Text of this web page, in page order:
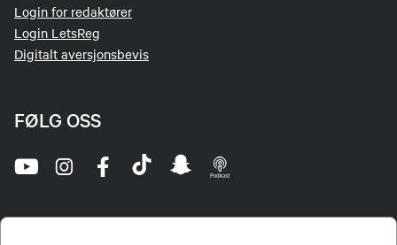
Login for redaktører
Login LetsReg
Digitalt aversjonsbevis
FØLG OSS